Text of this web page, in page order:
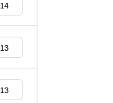
14
13
13